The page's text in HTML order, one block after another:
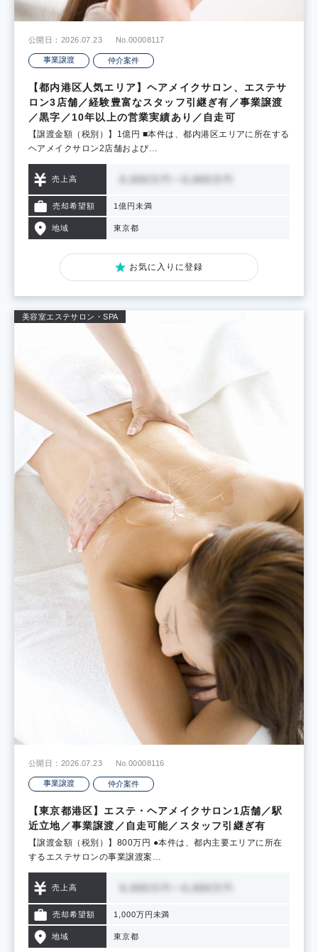
公開日：2026.07.23 No.00008117
事業譲渡 仲介案件
【都内港区人気エリア】ヘアメイクサロン、エステサ
ロン3店舗／経験豊富なスタッフ引継ぎ有／事業譲渡
／黒字／10年以上の営業実績あり／自走可
【譲渡金額（税別）】1億円 ■本件は、都内港区エリアに所在する
ヘアメイクサロン2店舗および…
売上高
売却希望額 1億円未満
地域 東京都
お気に入りに登録
美容室エステサロン・SPA
公開日：2026.07.23 No.00008116
事業譲渡 仲介案件
【東京都港区】エステ・ヘアメイクサロン1店舗／駅
近立地／事業譲渡／自走可能／スタッフ引継ぎ有
【譲渡金額（税別）】800万円 ●本件は、都内主要エリアに所在
するエステサロンの事業譲渡案…
売上高
売却希望額 1,000万円未満
地域 東京都